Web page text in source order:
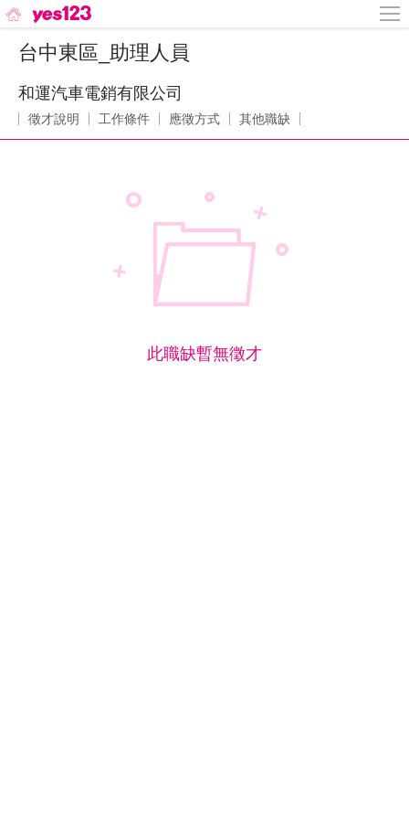
台中東區_助理人員
和運汽車電銷有限公司
徵才說明 工作條件 應徵方式 其他職缺
此職缺暫無徵才